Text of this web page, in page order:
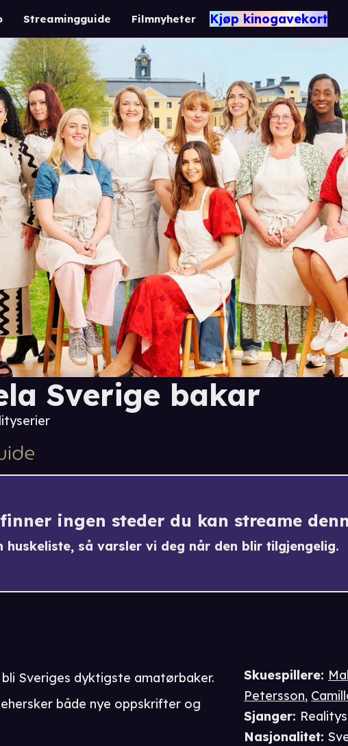
Streamingguide Filmnyheter Kjøp kinogavekort
Sverige bakar
ingen steder du kan streame
huskeliste, så varsler vi deg når den blir tilgjengelig.
Skuespillere:
Petersson,
Sjanger:
Nasjonalitet:
Sveriges dyktigste amatørbaker.
både nye oppskrifter og